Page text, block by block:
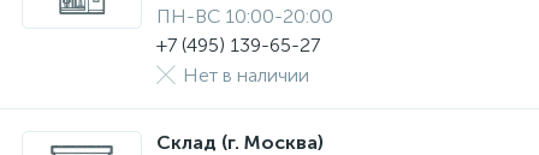
ПН-ВС 10:00-20:00
+7 (495) 139-65-27
Нет в наличии
Склад (г. Москва)